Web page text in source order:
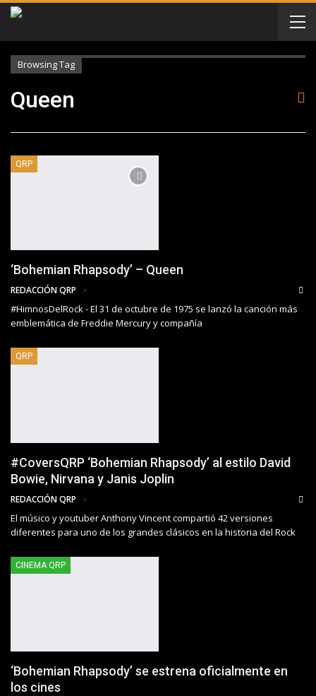
Browsing Tag
Queen
QRP
‘Bohemian Rhapsody’ – Queen
REDACCIÓN QRP
#HimnosDelRock - El 31 de octubre de 1975 se lanzó la canción más
emblemática de Freddie Mercury y compañía
QRP
#CoversQRP ‘Bohemian Rhapsody’ al estilo David
Bowie, Nirvana y Janis Joplin
REDACCIÓN QRP
El músico y youtuber Anthony Vincent compartió 42 versiones
diferentes para uno de los grandes clásicos en la historia del Rock
CINEMA QRP
‘Bohemian Rhapsody’ se estrena oficialmente en
los cines